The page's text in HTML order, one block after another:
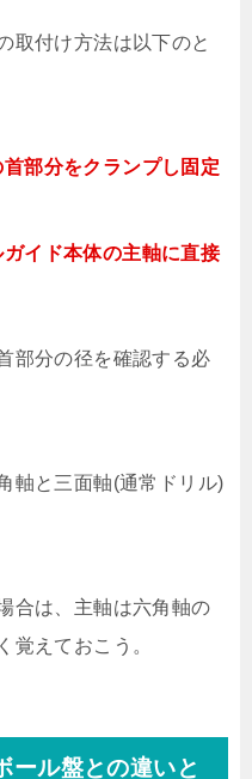
取付け方法は以下のと
部分をクランプし固定
イド本体の主軸に直接
部分の径を確認する必
軸と三面軸(通常ドリル)
合は、主軸は六角軸の
覚えておこう。
ール盤との違いと